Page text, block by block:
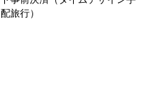
配旅行）